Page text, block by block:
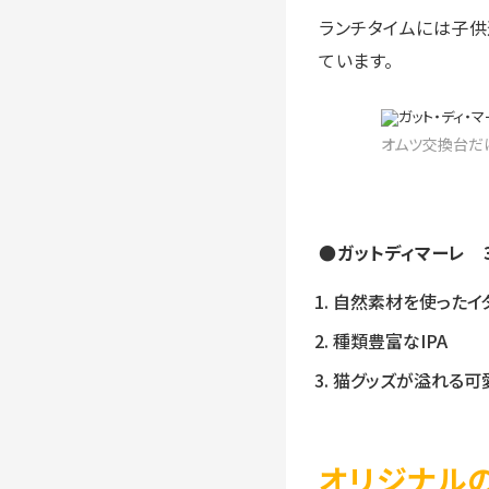
ランチタイムには子
ています。
オムツ交換台だ
●ガットディマーレ
自然素材を使ったイ
種類豊富なIPA
猫グッズが溢れる可
オリジナル